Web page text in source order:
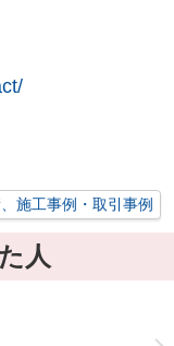
、施工事例・取引事例
人